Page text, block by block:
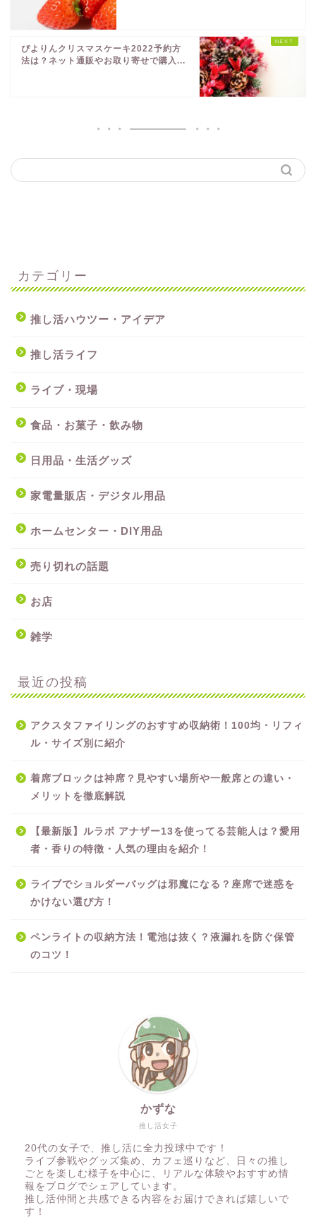
ぴよりんクリスマスケーキ2022予約方
法は？ネット通販やお取り寄せで購入...
カテゴリー
推し活ハウツー・アイデア
推し活ライフ
ライブ・現場
食品・お菓子・飲み物
日用品・生活グッズ
家電量販店・デジタル用品
ホームセンター・DIY用品
売り切れの話題
お店
雑学
最近の投稿
アクスタファイリングのおすすめ収納術！100均・リフィ
ル・サイズ別に紹介
着席ブロックは神席？見やすい場所や一般席との違い・
メリットを徹底解説
【最新版】ルラボ アナザー13を使ってる芸能人は？愛用
者・香りの特徴・人気の理由を紹介！
ライブでショルダーバッグは邪魔になる？座席で迷惑を
かけない選び方！
ペンライトの収納方法！電池は抜く？液漏れを防ぐ保管
のコツ！
推し活女子
かずな
20代の女子で、推し活に全力投球中です！
ライブ参戦やグッズ集め、カフェ巡りなど、日々の推し
ごとを楽しむ様子を中心に、リアルな体験やおすすめ情
報をブログでシェアしています。
推し活仲間と共感できる内容をお届けできれば嬉しいで
す！